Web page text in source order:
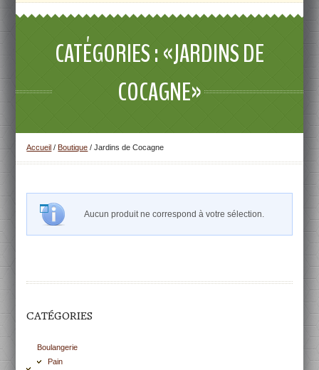
CATÉGORIES : «JARDINS DE
COCAGNE»
Accueil / Boutique / Jardins de Cocagne
Aucun produit ne correspond à votre sélection.
CATÉGORIES
Boulangerie
Pain